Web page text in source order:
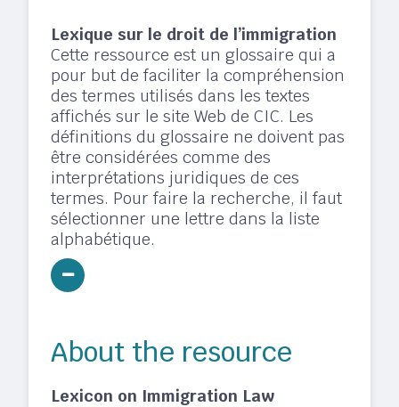
Lexique sur le droit de l’immigration
Cette ressource est un glossaire qui a
pour but de faciliter la compréhension
des termes utilisés dans les textes
affichés sur le site Web de CIC. Les
définitions du glossaire ne doivent pas
être considérées comme des
interprétations juridiques de ces
termes. Pour faire la recherche, il faut
sélectionner une lettre dans la liste
alphabétique.
About the resource
Lexicon on Immigration Law